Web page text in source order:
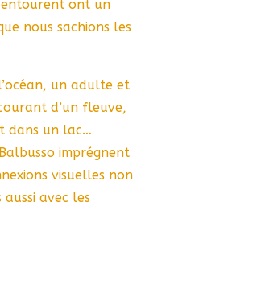
entourent ont un
nous sachions les
un adulte et
d’un fleuve,
dans un lac…
imprégnent
visuelles non
avec les